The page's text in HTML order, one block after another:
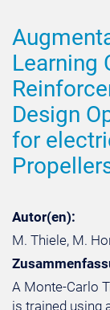
Learning
Design
for
Autor(en):
M. Thiele, M.
A Monte-Carlo
is trained using